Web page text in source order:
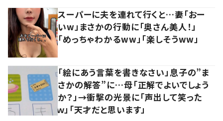
スーパーに夫を連れて行くと…妻「おー
いw」まさかの行動に「奥さん美人！」
「めっちゃわかるww」「楽しそうww」
「絵にあう言葉を書きなさい」息子の”ま
さかの解答”に…母「正解でよいでしょう
か？」→衝撃の光景に「声出して笑った
ｗ」「天才だと思います」